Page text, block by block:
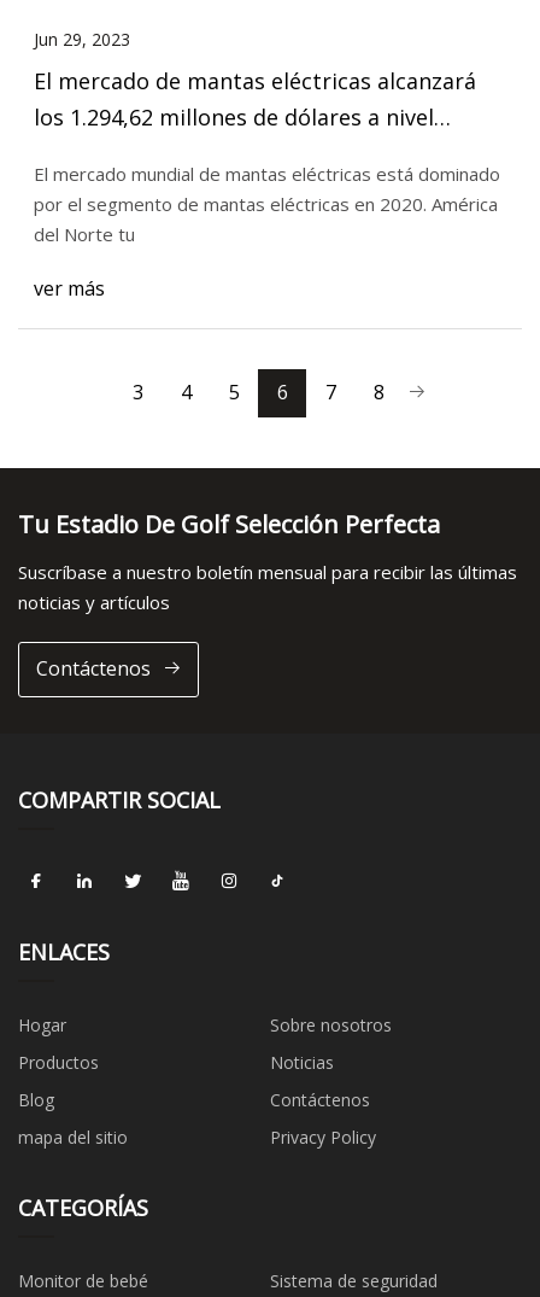
Jun 29, 2023
El mercado de mantas eléctricas alcanzará
los 1.294,62 millones de dólares a nivel
anual del 6,9% y un segmento único
impulsará el crecimiento durante 2021
El mercado mundial de mantas eléctricas está dominado
por el segmento de mantas eléctricas en 2020. América
del Norte tu
ver más
3 4 5 6 7 8
Tu Estadio De Golf Selección Perfecta
Suscríbase a nuestro boletín mensual para recibir las últimas
noticias y artículos
Contáctenos
COMPARTIR SOCIAL
ENLACES
Hogar
Sobre nosotros
Productos
Noticias
Blog
Contáctenos
mapa del sitio
Privacy Policy
CATEGORÍAS
Monitor de bebé Sistema de seguridad